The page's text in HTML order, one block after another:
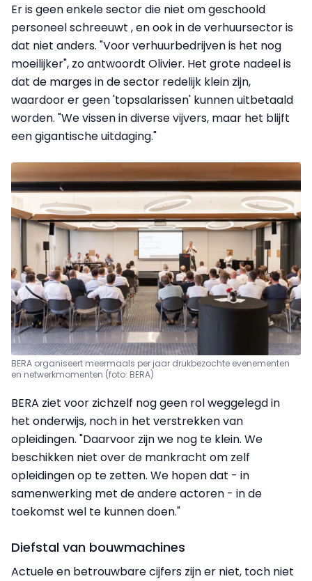
Er is geen enkele sector die niet om geschoold
personeel schreeuwt , en ook in de verhuursector is
dat niet anders. "Voor verhuurbedrijven is het nog
moeilijker", zo antwoordt Olivier. Het grote nadeel is
dat de marges in de sector redelijk klein zijn,
waardoor er geen 'topsalarissen' kunnen uitbetaald
worden. "We vissen in diverse vijvers, maar het blijft
een gigantische uitdaging."
BERA organiseert meermaals per jaar drukbezochte evenementen
en netwerkmomenten (foto: BERA)
BERA ziet voor zichzelf nog geen rol weggelegd in
het onderwijs, noch in het verstrekken van
opleidingen. "Daarvoor zijn we nog te klein. We
beschikken niet over de mankracht om zelf
opleidingen op te zetten. We hopen dat - in
samenwerking met de andere actoren - in de
toekomst wel te kunnen doen."
Diefstal van bouwmachines
Actuele en betrouwbare cijfers zijn er niet, toch niet